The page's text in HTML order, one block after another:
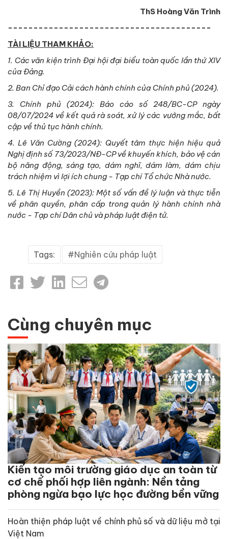
ThS Hoàng Văn Trình
----------------------------------------
TÀI LIỆU THAM KHẢO:
1. Các văn kiện trình Đại hội đại biểu toàn quốc lần thứ XIV
của Đảng.
2. Ban Chỉ đạo Cải cách hành chính của Chính phủ (2024).
3. Chính phủ (2024): Báo cáo số 248/BC-CP ngày
08/07/2024 về kết quả rà soát, xử lý các vướng mắc, bất
cập về thủ tục hành chính.
4. Lê Văn Cường (2024): Quyết tâm thực hiện hiệu quả
Nghị định số 73/2023/NĐ-CP về khuyến khích, bảo vệ cán
bộ năng động, sáng tạo, dám nghĩ, dám làm, dám chịu
trách nhiệm vì lợi ích chung - Tạp chí Tổ chức Nhà nước.
5. Lê Thị Huyền (2023): Một số vấn đề lý luận và thực tiễn
về phân quyền, phân cấp trong quản lý hành chính nhà
nước - Tạp chí Dân chủ và pháp luật điện tử.
Tags: Nghiên cứu pháp luật
Cùng chuyên mục
Kiến tạo môi trường giáo dục an toàn từ
cơ chế phối hợp liên ngành: Nền tảng
phòng ngừa bạo lực học đường bền vững
Hoàn thiện pháp luật về chính phủ số và dữ liệu mở tại
Việt Nam